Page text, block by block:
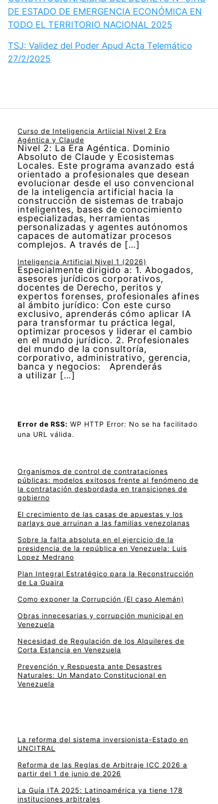
DE ESTADO DE EMERGENCIA ECONÓMICA EN
TODO EL TERRITORIO NACIONAL 2025
TSJ: Validez del Poder Apud Acta Telemático
27/2/2025
Curso de Inteligencia Artiicial Nivel 2 Era
Agéntica y Claude
Nivel 2: La Era Agéntica. Dominio
Absoluto de Claude y Ecosistemas
Locales. Este programa avanzado está
orientado a profesionales que desean
evolucionar desde el uso convencional
de la inteligencia artificial hacia la
construcción de sistemas de trabajo
inteligentes, bases de conocimiento
especializadas, herramientas
personalizadas y agentes autónomos
capaces de automatizar procesos
complejos. A través de […]
Inteligencia Artificial Nivel 1 (2026)
Especialmente dirigido a: 1. Abogados,
asesores jurídicos corporativos,
docentes de Derecho, peritos y
expertos forenses, profesionales afines
al ámbito jurídico: Con este curso
exclusivo, aprenderás cómo aplicar IA
para transformar tu práctica legal,
optimizar procesos y liderar el cambio
en el mundo jurídico. 2. Profesionales
del mundo de la consultoría,
corporativo, administrativo, gerencia,
banca y negocios: Aprenderás
a utilizar […]
Error de RSS: WP HTTP Error: No se ha facilitado
una URL válida.
Organismos de control de contrataciones
públicas: modelos exitosos frente al fenómeno de
la contratación desbordada en transiciones de
gobierno
El crecimiento de las casas de apuestas y los
parlays que arruinan a las familias venezolanas
Sobre la falta absoluta en el ejercicio de la
presidencia de la república en Venezuela: Luis
Lopez Medrano
Plan Integral Estratégico para la Reconstrucción
de La Guaira
Como exponer la Corrupción (El caso Alemán)
Obras innecesarias y corrupción municipal en
Venezuela
Necesidad de Regulación de los Alquileres de
Corta Estancia en Venezuela
Prevención y Respuesta ante Desastres
Naturales: Un Mandato Constitucional en
Venezuela
La reforma del sistema inversionista-Estado en
UNCITRAL
Reforma de las Reglas de Arbitraje ICC 2026 a
partir del 1 de junio de 2026
La Guía ITA 2025: Latinoamérica ya tiene 178
instituciones arbitrales